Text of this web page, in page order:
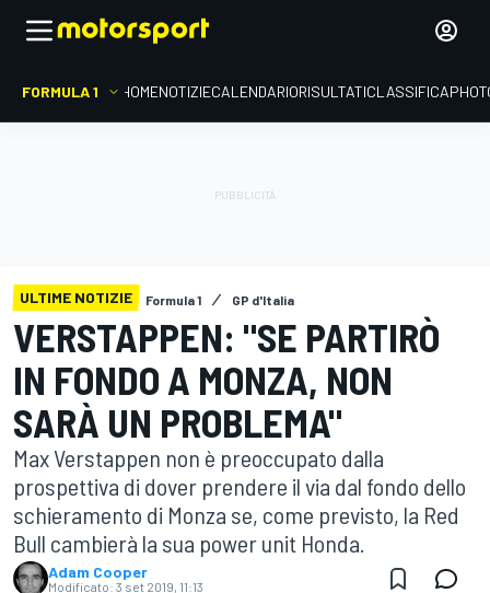
FORMULA 1 HOMENOTIZIECALENDARIORISULTATICLASSIFICA
ULTIME NOTIZIE Formula 1 GP d'Italia
VERSTAPPEN: "SE PARTIRÒ
IN FONDO A MONZA, NON
SARÀ UN PROBLEMA"
Max Verstappen non è preoccupato dalla
prospettiva di dover prendere il via dal fondo dello
schieramento di Monza se, come previsto, la Red
Bull cambierà la sua power unit Honda.
Adam Cooper
Modificato: 3 set 2019, 11:13